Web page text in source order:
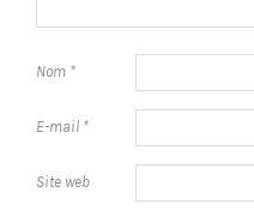
Nom *
E-mail *
Site web